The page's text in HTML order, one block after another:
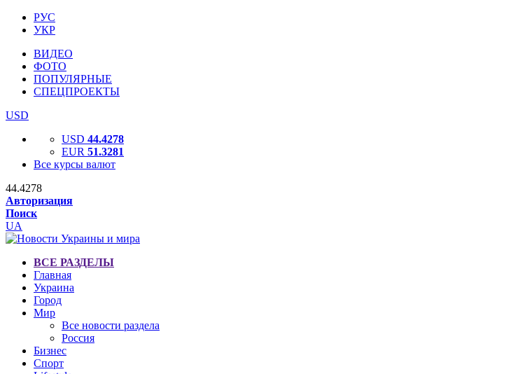
РУС
УКР
ВИДЕО
ФОТО
ПОПУЛЯРНЫЕ
СПЕЦПРОЕКТЫ
USD
USD 44.4278
EUR 51.3281
Все курсы валют
44.4278
Авторизация
Поиск
UA
ВСЕ РАЗДЕЛЫ
Главная
Украина
Город
Мир
Все новости раздела
Россия
Бизнес
Спорт